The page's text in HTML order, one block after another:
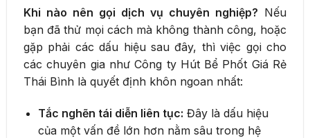
Khi nào nên gọi dịch vụ chuyên nghiệp? Nếu
bạn đã thử mọi cách mà không thành công, hoặc
gặp phải các dấu hiệu sau đây, thì việc gọi cho
các chuyên gia như Công ty Hút Bể Phốt Giá Rẻ
Thái Bình là quyết định khôn ngoan nhất:
Tắc nghẽn tái diễn liên tục: Đây là dấu hiệu
của một vấn đề lớn hơn nằm sâu trong hệ